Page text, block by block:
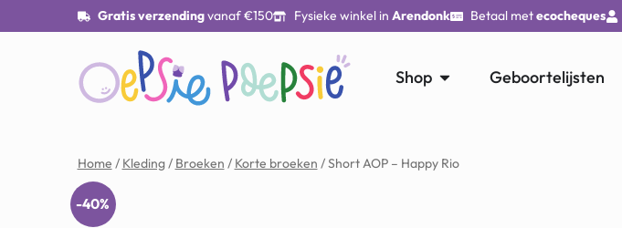
Gratis verzendingvanaf €150 Fysieke winkel in Arendonk Betaal metecocheques
Shop Geboortelijsten
Home / Kleding/ Broeken / Korte broeken / Short AOP – Happy Rio
-40%